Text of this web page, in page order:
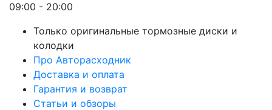
09:00 - 20:00
Только оригинальные тормозные диски и
колодки
Про Авторасходник
Доставка и оплата
Гарантия и возврат
Статьи и обзоры